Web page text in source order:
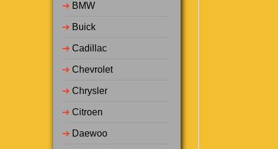
➔ BMW
➔ Buick
➔ Cadillac
➔ Chevrolet
➔ Chrysler
➔ Citroen
➔ Daewoo